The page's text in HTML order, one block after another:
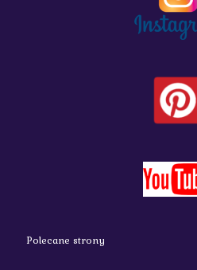
Polecane strony